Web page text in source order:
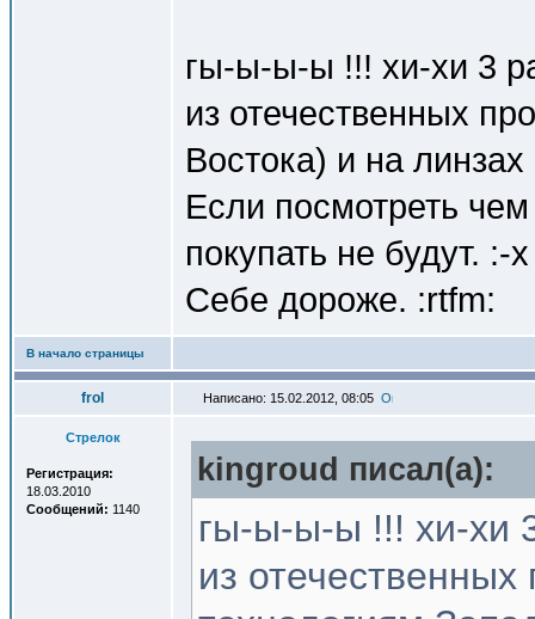
гы-ы-ы-ы !!! хи-хи 3
из отечественных
Востока) и на
Если посмотреть
покупать не будут. :-
Себе дороже. :rtfm:
В начало страницы
frol Написано: 15.02.2012, 08:05
Стрелок
Регистрация:
18.03.2010
Сообщений: 1140
kingroud писал(a):
гы-ы-ы-ы !!! хи-хи
из